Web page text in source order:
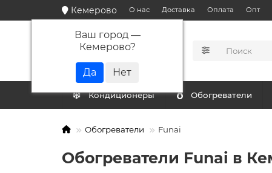
Кемерово
Ваш город —
Кемерово?
О нас Доставка Оплата Опт
КАТАЛОГ
Кондиционеры Обогреватели
Обогреватели Funai
Обогреватели Funai в